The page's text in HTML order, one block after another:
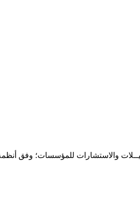
والاستشارات للمؤسسات؛ وفق